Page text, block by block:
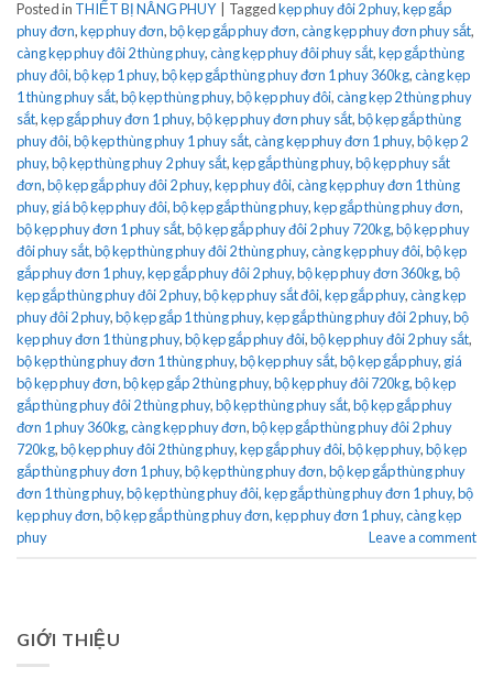
Posted in THIẾT BỊ NÂNG PHUY Taggedkẹp phuy đôi 2 phuy,kẹp gắp
phuy đơn,kẹp phuy đơn,bộ kẹp gắp phuy đơn,càng kẹp phuy đơn phuy sắt,
càng kẹp phuy đôi 2 thùng phuy,càng kẹp phuy đôi phuy sắt,kẹp gắp thùng
phuy đôi,bộ kẹp 1 phuy,bộ kẹp gắp thùng phuy đơn 1 phuy 360kg,càng kẹp
1 thùng phuy sắt,bộ kẹp thùng phuy,bộ kẹp phuy đôi,càng kẹp 2 thùng phuy
sắt,kẹp gắp phuy đơn 1 phuy,bộ kẹp phuy đơn phuy sắt,bộ kẹp gắp thùng
phuy đôi,bộ kẹp thùng phuy 1 phuy sắt,càng kẹp phuy đơn 1 phuy,bộ kẹp 2
phuy,bộ kẹp thùng phuy 2 phuy sắt,kẹp gắp thùng phuy,bộ kẹp phuy sắt
đơn,bộ kẹp gắp phuy đôi 2 phuy,kẹp phuy đôi,càng kẹp phuy đơn 1 thùng
phuy, giá bộ kẹp phuy đôi,bộ kẹp gắp thùng phuy,kẹp gắp thùng phuy đơn,
bộ kẹp phuy đơn 1 phuy sắt,bộ kẹp gắp phuy đôi 2 phuy 720kg,bộ kẹp phuy
đôi phuy sắt,bộ kẹp thùng phuy đôi 2 thùng phuy,càng kẹp phuy đôi,bộ kẹp
gắp phuy đơn 1 phuy,kẹp gắp phuy đôi 2 phuy,bộ kẹp phuy đơn 360kg,bộ
kẹp gắp thùng phuy đôi 2 phuy,bộ kẹp phuy sắt đôi,kẹp gắp phuy,càng kẹp
phuy đôi 2 phuy,bộ kẹp gắp 1 thùng phuy,kẹp gắp thùng phuy đôi 2 phuy,bộ
kẹp phuy đơn 1 thùng phuy,bộ kẹp gắp phuy đôi,bộ kẹp phuy đôi 2 phuy sắt,
bộ kẹp thùng phuy đơn 1 thùng phuy,bộ kẹp phuy sắt,bộ kẹp gắp phuy, giá
bộ kẹp phuy đơn,bộ kẹp gắp 2 thùng phuy,bộ kẹp phuy đôi 720kg,bộ kẹp
gắp thùng phuy đôi 2 thùng phuy,bộ kẹp thùng phuy sắt,bộ kẹp gắp phuy
đơn 1 phuy 360kg,càng kẹp phuy đơn,bộ kẹp gắp thùng phuy đôi 2 phuy
720kg,bộ kẹp phuy đôi 2 thùng phuy,kẹp gắp phuy đôi,bộ kẹp phuy,bộ kẹp
gắp thùng phuy đơn 1 phuy,bộ kẹp thùng phuy đơn,bộ kẹp gắp thùng phuy
đơn 1 thùng phuy,bộ kẹp thùng phuy đôi,kẹp gắp thùng phuy đơn 1 phuy,bộ
kẹp phuy đơn,bộ kẹp gắp thùng phuy đơn,kẹp phuy đơn 1 phuy,càng kẹp
phuy
Leave a comment
GIỚI THIỆU